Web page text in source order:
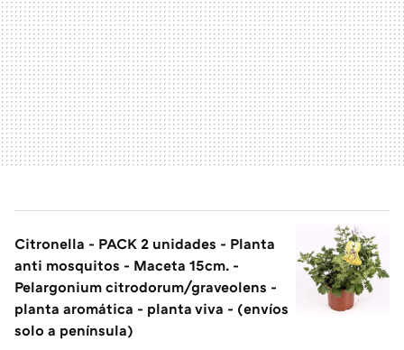
Citronella - PACK 2 unidades - Planta
anti mosquitos - Maceta 15cm. -
Pelargonium citrodorum/graveolens -
planta aromática - planta viva - (envíos
solo a península)